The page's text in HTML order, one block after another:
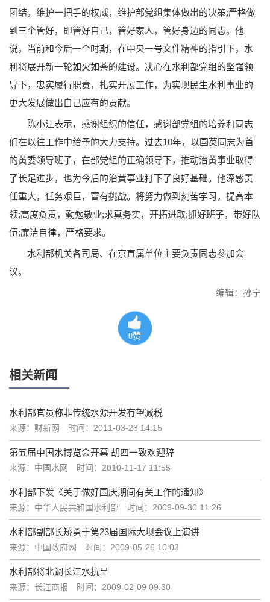
团结，维护一把手的权威，维护部党组集体做出的决策;严格做
到三个管好，即管好自己，管好家人，管好身边的同志。他
说，当前和今后一个时期，在中央一号文件精神的指引下，水
利将展开新一轮如火如荼的建设。决心在水利部党组的坚强领
导下，忠实履行职责，扎实开展工作，为实现民生水利事业的
更大发展做出自己应有的贡献。
陈小江表示，感谢组织的信任，感谢部党组的培养和同志
们在以往工作中给予的大力支持。过去10年，以国英同志为首
的黄委领导班子，在部党组的正确领导下，推动治黄事业取得
了长足进步，也为今后的治黄事业打下了良好基础。他深感责
任重大，任务艰巨，富有挑战。将努力做到刻苦学习，提高本
领;高度负责，勤勉敬业;求真务实，开拓进取;抓好班子，带好队
伍;廉洁自律，严格要求。
水利部机关各司局、在京直属单位主要负责同志参加会
议。
编辑：孙宁
0赞
相关新闻
水利部官员称非传统水源开发有望减税
来源：财新网 时间：2011-03-28 14:15
第五届中国水博览会开幕 胡四一致欢迎辞
来源：中国水网 时间：2010-11-17 11:55
水利部下发《关于做好国庆期间有关工作的通知》
来源：中华人民共和国水利部 时间：2009-09-30 11:26
水利部副部长矫勇于第23届国际大坝会议上演讲
来源：中国政府网 时间：2009-05-26 10:03
水利部将北调长江水抗旱
来源：长江商报 时间：2009-02-09 09:30